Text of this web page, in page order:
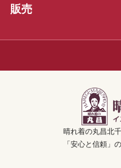
2026.05.23
年末年始休業のお知らせ！【
卒業袴販売セット50着を掲載
販売
晴れ着の丸昌北
「安心と信頼」